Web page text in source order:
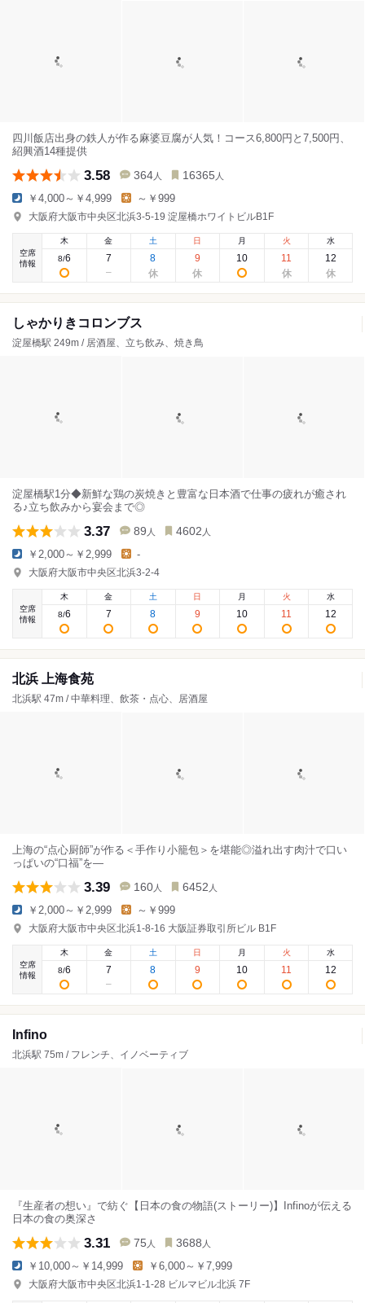
四川飯店出身の鉄人が作る麻婆豆腐が人気！コース6,800円と7,500円、
紹興酒14種提供
3.58 364 人 16365 人
￥4,000～￥4,999 ～￥999
大阪府大阪市中央区北浜3-5-19 淀屋橋ホワイトビルB1F
空席
情報
木
8/6
金
7
土
8
日
9
月
10
火
11
水
12
しゃかりきコロンブス
淀屋橋駅 249m / 居酒屋、立ち飲み、焼き鳥
淀屋橋駅1分◆新鮮な鶏の炭焼きと豊富な日本酒で仕事の疲れが癒され
る♪立ち飲みから宴会まで◎
3.37 89 人 4602 人
￥2,000～￥2,999 -
大阪府大阪市中央区北浜3-2-4
空席
情報
木
8/6
金
7
土
8
日
9
月
10
火
11
水
12
北浜 上海食苑
北浜駅 47m / 中華料理、飲茶・点心、居酒屋
上海の“点心厨師”が作る＜手作り小籠包＞を堪能◎溢れ出す肉汁で口い
っぱいの“口福”を―
3.39 160 人 6452 人
￥2,000～￥2,999 ～￥999
大阪府大阪市中央区北浜1-8-16 大阪証券取引所ビル B1F
空席
情報
木
8/6
金
7
土
8
日
9
月
10
火
11
水
12
Infino
北浜駅 75m / フレンチ、イノベーティブ
『生産者の想い』で紡ぐ【日本の食の物語(ストーリー)】Infinoが伝える
日本の食の奥深さ
3.31 75 人 3688 人
￥10,000～￥14,999 ￥6,000～￥7,999
大阪府大阪市中央区北浜1-1-28 ビルマビル北浜 7F